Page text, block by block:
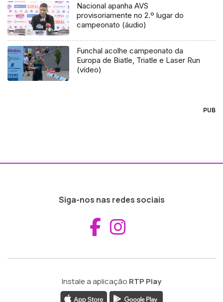
Nacional apanha AVS
provisoriamente no 2.º lugar do
campeonato (áudio)
Funchal acolhe campeonato da
Europa de Biatle, Triatle e Laser Run
(vídeo)
PUB
Siga-nos nas redes sociais
Aceder ao
Instale a aplicação RTP Play